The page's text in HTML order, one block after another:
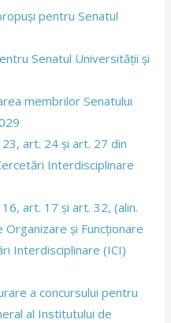
pentru Senatul
Senatul Universității și
membrilor Senatului
art. 24 şi art. 27 din
Interdisciplinare
art. 17 şi art. 32, (alin.
și Funcționare
Interdisciplinare (ICI)
a concursului pentru
al Institutului de